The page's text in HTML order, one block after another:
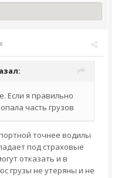
Если я правильно
часть грузов
точнее водилы
под страховые
отказать и в
грузы не утеряны и не